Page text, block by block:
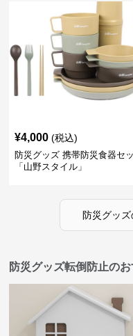
¥4,000 (税込)
防災グッズ 携帯防災食器セ
「山野スタイル」
防災グッズ
防災グッズ転倒防止の